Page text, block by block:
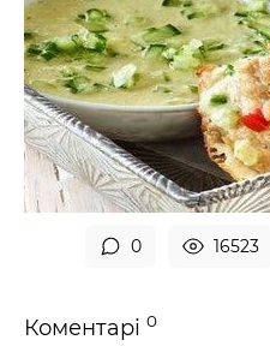
0 16523
Коментарі 0